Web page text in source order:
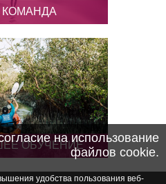
членах нашей
данные
ОБУЧЕНИЕ
на использование
файлов cookie.
удобства пользования веб-